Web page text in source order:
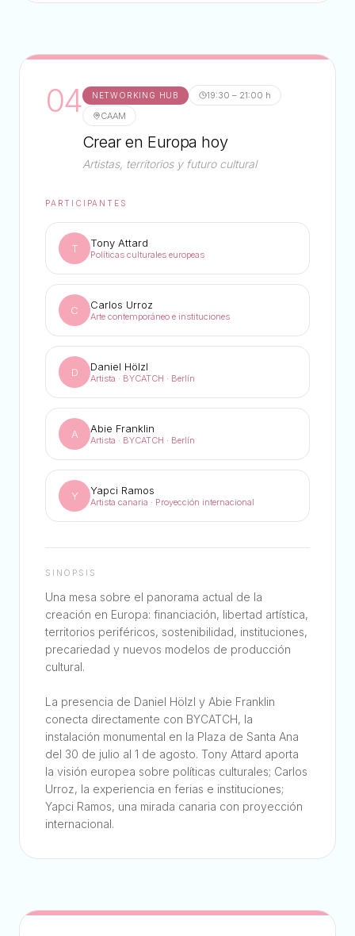
04 NETWORKING HUB
19:30 – 21:00 h
CAAM
Crear en Europa hoy
Artistas, territorios y futuro cultural
PARTICIPANTES
T Tony Attard
Políticas culturales europeas
C Carlos Urroz
Arte contemporáneo e instituciones
D Daniel Hölzl
Artista · BYCATCH · Berlín
A Abie Franklin
Artista · BYCATCH · Berlín
Y Yapci Ramos
Artista canaria · Proyección internacional
SINOPSIS
Una mesa sobre el panorama actual de la
creación en Europa: financiación, libertad artística,
territorios periféricos, sostenibilidad, instituciones,
precariedad y nuevos modelos de producción
cultural.
La presencia de Daniel Hölzl y Abie Franklin
conecta directamente con BYCATCH, la
instalación monumental en la Plaza de Santa Ana
del 30 de julio al 1 de agosto. Tony Attard aporta
la visión europea sobre políticas culturales; Carlos
Urroz, la experiencia en ferias e instituciones;
Yapci Ramos, una mirada canaria con proyección
internacional.